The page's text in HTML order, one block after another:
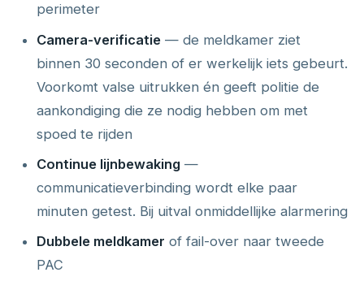
perimeter
Camera-verificatie— de meldkamer ziet
binnen 30 seconden of er werkelijk iets gebeurt.
Voorkomt valse uitrukken én geeft politie de
aankondiging die ze nodig hebben om met
spoed te rijden
Continue lijnbewaking—
communicatieverbinding wordt elke paar
minuten getest. Bij uitval onmiddellijke alarmering
Dubbele meldkamer of fail-over naar tweede
PAC